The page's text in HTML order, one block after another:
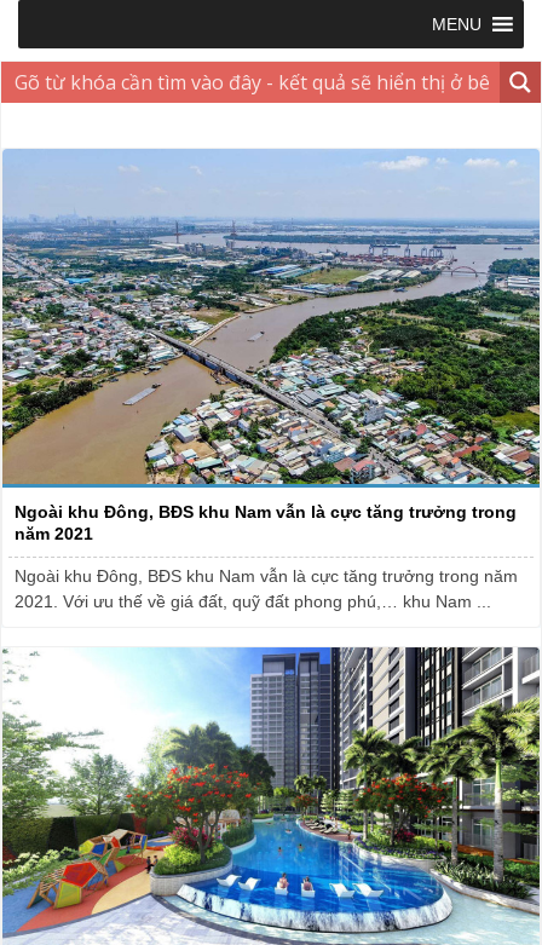
MENU
Ngoài khu Đông, BĐS khu Nam vẫn là cực tăng trưởng trong
năm 2021
Ngoài khu Đông, BĐS khu Nam vẫn là cực tăng trưởng trong năm
2021. Với ưu thế về giá đất, quỹ đất phong phú,… khu Nam ...